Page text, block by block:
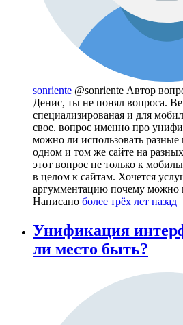
sonriente @sonriente Автор
Денис, ты не понял вопроса.
специализированая и для
свое. вопрос именно про
можно ли использовать
одном и том же сайте на
этот вопрос не только к
в целом к сайтам. Хочется
аргумментацию почему можно
Написано более трёх лет назад
Унификация
ли место быть?